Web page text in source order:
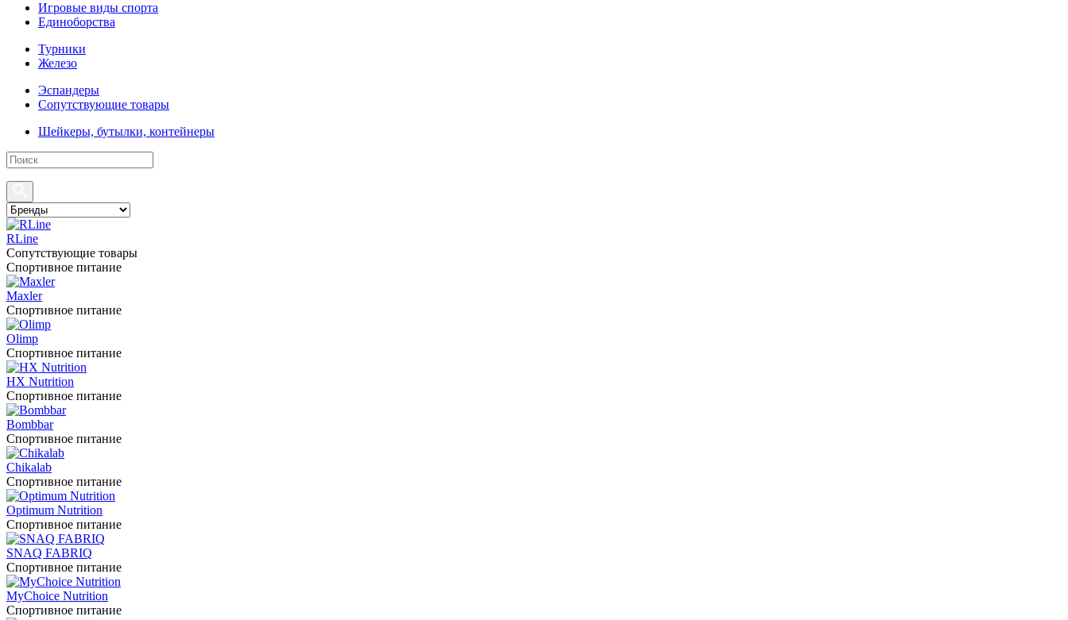
Игровые виды спорта
Единоборства
Турники
Железо
Эспандеры
Сопутствующие товары
Шейкеры, бутылки, контейнеры
RLine
Сопутствующие товары
Спортивное питание
Maxler
Спортивное питание
Olimp
Спортивное питание
HX Nutrition
Спортивное питание
Bombbar
Спортивное питание
Chikalab
Спортивное питание
Optimum Nutrition
Спортивное питание
SNAQ FABRIQ
Спортивное питание
MyChoice Nutrition
Спортивное питание